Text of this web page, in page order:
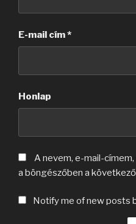
E-mail cím*
Honlap
A nevem, e-mail-
a böngészőben a
Notify me of new posts